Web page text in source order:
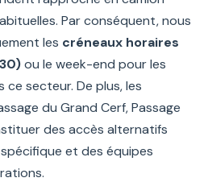
Par conséquent, nous
les créneaux horaires
ou le week-end pour les
secteur. De plus, les
du Grand Cerf, Passage
des accès alternatifs
et des équipes